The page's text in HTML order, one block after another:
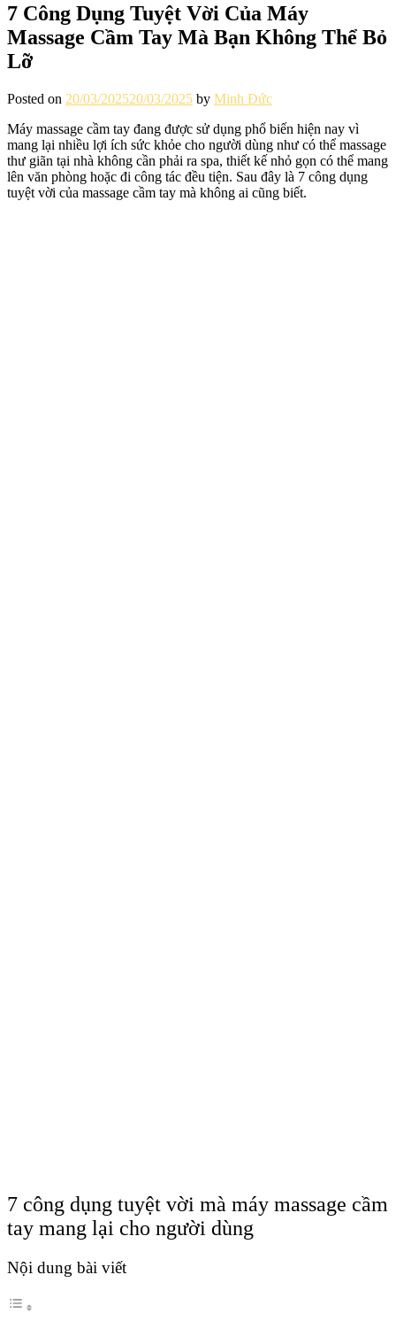
7 Công Dụng Tuyệt Vời Của Máy
Massage Cầm Tay Mà Bạn Không Thể Bỏ
Lỡ
Posted on 20/03/202520/03/2025 by Minh Đức
Máy massage cầm tay đang được sử dụng phổ biến hiện nay vì
mang lại nhiều lợi ích sức khỏe cho người dùng như có thể massage
thư giãn tại nhà không cần phải ra spa, thiết kế nhỏ gọn có thể mang
lên văn phòng hoặc đi công tác đều tiện. Sau đây là 7 công dụng
tuyệt vời của massage cầm tay mà không ai cũng biết.
7 công dụng tuyệt vời mà máy massage cầm
tay mang lại cho người dùng
Nội dung bài viết